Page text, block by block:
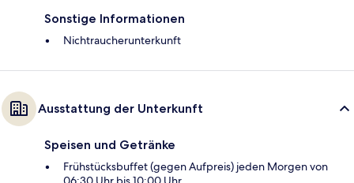
Sonstige Informationen
Nichtraucherunterkunft
Ausstattung der Unterkunft
Speisen und Getränke
Frühstücksbuffet (gegen Aufpreis) jeden Morgen von